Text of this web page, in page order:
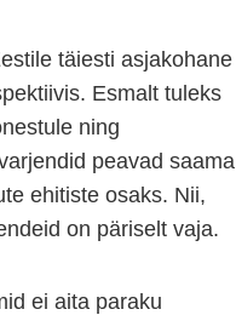
täiesti asjakohane
Esmalt tuleks
ning
peavad saama
ehitiste osaks. Nii,
on päriselt vaja.
ei aita paraku